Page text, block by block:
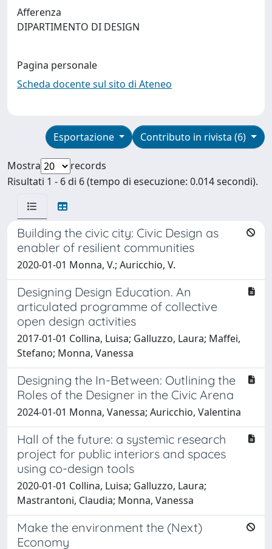
Afferenza
DIPARTIMENTO DI DESIGN
Pagina personale
Scheda docente sul sito di Ateneo
Contributo in rivista (6)
Esportazione
Mostra
records
Risultati 1 - 6 di 6 (tempo di esecuzione: 0.014 secondi).
Building the civic city: Civic Design as
enabler of resilient communities
2020-01-01 Monna, V.; Auricchio, V.
Designing Design Education. An
articulated programme of collective
open design activities
2017-01-01 Collina, Luisa; Galluzzo, Laura; Maffei,
Stefano; Monna, Vanessa
Designing the In-Between: Outlining the
Roles of the Designer in the Civic Arena
2024-01-01 Monna, Vanessa; Auricchio, Valentina
Hall of the future: a systemic research
project for public interiors and spaces
using co-design tools
2020-01-01 Collina, Luisa; Galluzzo, Laura;
Mastrantoni, Claudia; Monna, Vanessa
Make the environment the (Next)
Economy